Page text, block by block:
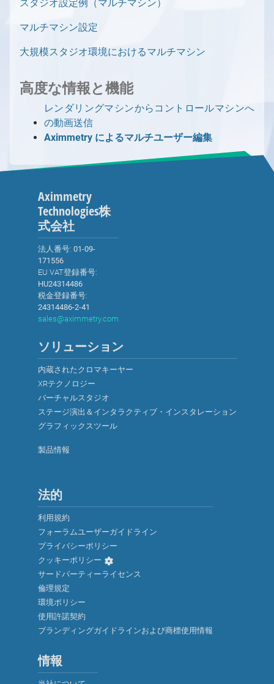
フローエディターの基本
カメラムーバーのマウス制御
キーボードショートカット
注意事項
Aximmetry Instant Scene のインストール方
法
NDI
NDI 入力/出力設定
SMPTE 2110
SRT
Streaming
Twitchなど）
Skype、Zoomその他のVoIPソフトウェア
へのストリーミング
カメラ追跡データの録画方法
ビデオ録画と画像キャプチャ
AximmetryでのGPIOの使用
OSC入力/出力設定
DMXをAximmetryで使用する
Elgato Stream Deckを使用してシーンを制御
する
Loupedeckコンソール/Razer Stream
Controllerを使用してシーンを制御する
MIDIをAximmetryで使用する
AximmetryでのUDPとTCPの使用
Viscaを使用してAximmetryからPTZカメラ
を制御する
Webサーバーを使用してWebブラウザから
Aximmetryをリモート制御する
AximmetryでのWebSocketとHTTPの使用
Xbox ゲームコントローラーを使用したシー
ンの制御
X-Keysを使用したシーンの制御
ArionをAximmetryで使用するための設定
Aximmetryとの連携用にAP通信ENPSを設定
ファイアウォール設定
Aximmetryでのトラッキングシステムの設定
カメラキャリブレーションの概念について
基本キャリブレーター
キャリブレーションのテスト
シーン設定
キャリブレーションのテスト
追加ツール
特定のトラッキングシステムの設定
Indiemark/Glassmarkの使用
Optitrack
HTC Vive設定
HTC Vive Mars設定
Vanishing Point Viper の使用
カメラとヘッドの変換
PTZ カメラ
3D モデルのエクスポート
3D モデルのインポート
PBR マテリアル
ライトマップ
シャドウ
平面反射
パーティクルシステム
最適化
ポスト処理効果
トーンマッピング手法
高度なグラフィックスタスク
Unrealプロジェクトの準備
Live Syncを使用した相互的な編集
Aximmetry UEストックシーンの使用と編集
AximmetryのUnrealにおける
VirtualScreen
LevelでSceneを切り替える
FABからアセットを取得する方法
AX Scene Editor用サードパーティ製コー
ドプラグインのインストール方法
たRendering
バーチャルカメラコンパウンド
入力（バーチャルカメラ）
キーイング設定（バーチャルカメラ）
ド設定
バーチャルカメラコンパウンドのカメラコン
トロールパネル
バーチャルカメラの移動
カメラシーケンサー
ッキングカメラ）
トラッキングカメラコンパウンド
スタジオコントロールパネル
シーンコントロールパネル
トラッキングカメラビルボード：配置
トラッキングカメラビルボード：影と光
トラッキングカメラビルボード：反射
トラッキングカメラビルボード：オクルージ
トラッキングカメラコンパウンドのカメラコ
ントロールボード
クロマスタジオ背景
良いキーイングの要件
キーイング
外部キーヤーとのAximmetryの使用
UnityでのAximmetryを外部キーヤーとして
使用する方法
Vanilla Unreal EngineでのAximmetryを外部
キーヤーとして使用する方法
混合カメラコンパウンド
ヴィネット補正が役立つ場合
仮想スタジオシーンの準備
Aximmetry シーン設定（LED ウォール）
入力の設定
トラッキング対応カメラインプット
シーン配置
複数のカメラを1つのシーン内に配置する
LEDウォール制御盤の概要
LEDウォールの設置方法
仮想および物理LEDウォールの設置
LEDウォールXコントロールパネル
FRUSTUM（フラスタム）の調整
デジタル拡張機能の設定
デジタル拡張機能の設定
ヴィネット補正
LUT測定
最終化
遅延
単一マシンのLED設置
マルチマシンLED設置
せる
Aximmetryシーン設定（AR）
Unrealシーン設定（AR）
マルチマシン設定
大規模スタジオ環境でのマルチマシン
レンダリングからコントロールマシンへの動
画送信
Aximmetry によるマルチユーザー編集
OpenAI Compounds
OpenAI Compounds
Aximmetry でのスクリプト作成
Aximmetry でのスクリプト作成の概要
コマンドラインスイッチ
Aximmetryコンテンツ保護
フローエディターの概要
フローエディター
モジュール
ピン
ピンデータタイプ
コンパウンド
特殊コンパウンド：コントロールボード
特殊コンパウンド：ピンコレクター
データベース用のコレクション
オートメーション
プレイリスト
シーケンス
シーケンサーとシーケンスエディター
カメラコンパウンド内の伝送トンネル
Aximmetryの内部構造
イン・トゥ・アウト遅延
チュートリアルの概要
機能
スタジオオペレーター向け
同期とGenlock
Aximmetryにおけるレイテンシーと遅延（旧バ
ージョン）
コンテンツクリエイター向け
コンテンツクリエイター向けの概要
プロジェクトシステム、ファイルブラウザ、フ
ァイル操作
出力とチャンネル、マルチGPU
画像シーケンスを動画として使用
新しいシェーダーの作成
スタジオ設定例（マルチマシン）
マルチマシン設定
大規模スタジオ環境におけるマルチマシン
高度な情報と機能
レンダリングマシンからコントロールマシンへ
の動画送信
Aximmetry によるマルチユーザー編集
Aximmetry
Technologies株
式会社
法人番号: 01-09-
171556
EU VAT登録番号:
HU24314486
税金登録番号:
24314486-2-41
sales@aximmetry.com
ソリューション
内蔵されたクロマキーヤー
XRテクノロジー
バーチャルスタジオ
ステージ演出＆インタラクティブ・インスタレーション
グラフィックスツール
製品情報
法的
利用規約
フォーラムユーザーガイドライン
プライバシーポリシー
クッキーポリシー
サードパーティーライセンス
倫理規定
環境ポリシー
使用許諾契約
ブランディングガイドラインおよび商標使用情報
情報